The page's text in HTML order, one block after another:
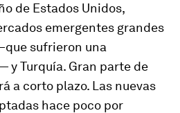
de Estados Unidos,
emergentes grandes
sufrieron una
y Turquía. Gran parte de
a corto plazo. Las nuevas
hace poco por